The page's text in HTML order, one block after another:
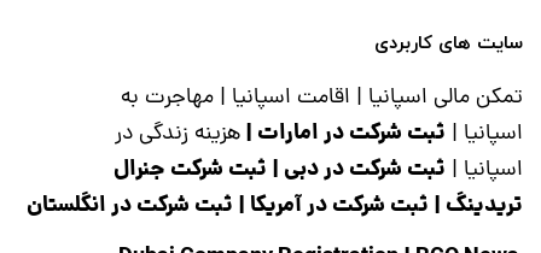
سایت های کاربردی
تمکن مالی اسپانیا | اقامت اسپانیا | مهاجرت به
اسپانیا | ثبت شرکت در امارات |هزینه زندگی در
اسپانیا | ثبت شرکت در دبی | ثبت شرکت جنرال
تریدینگ | ثبت شرکت در آمریکا | ثبت شرکت در انگلستان